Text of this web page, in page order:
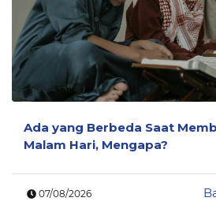
Ada yang Berbeda Saat
Malam Hari, Mengapa?
07/08/2026